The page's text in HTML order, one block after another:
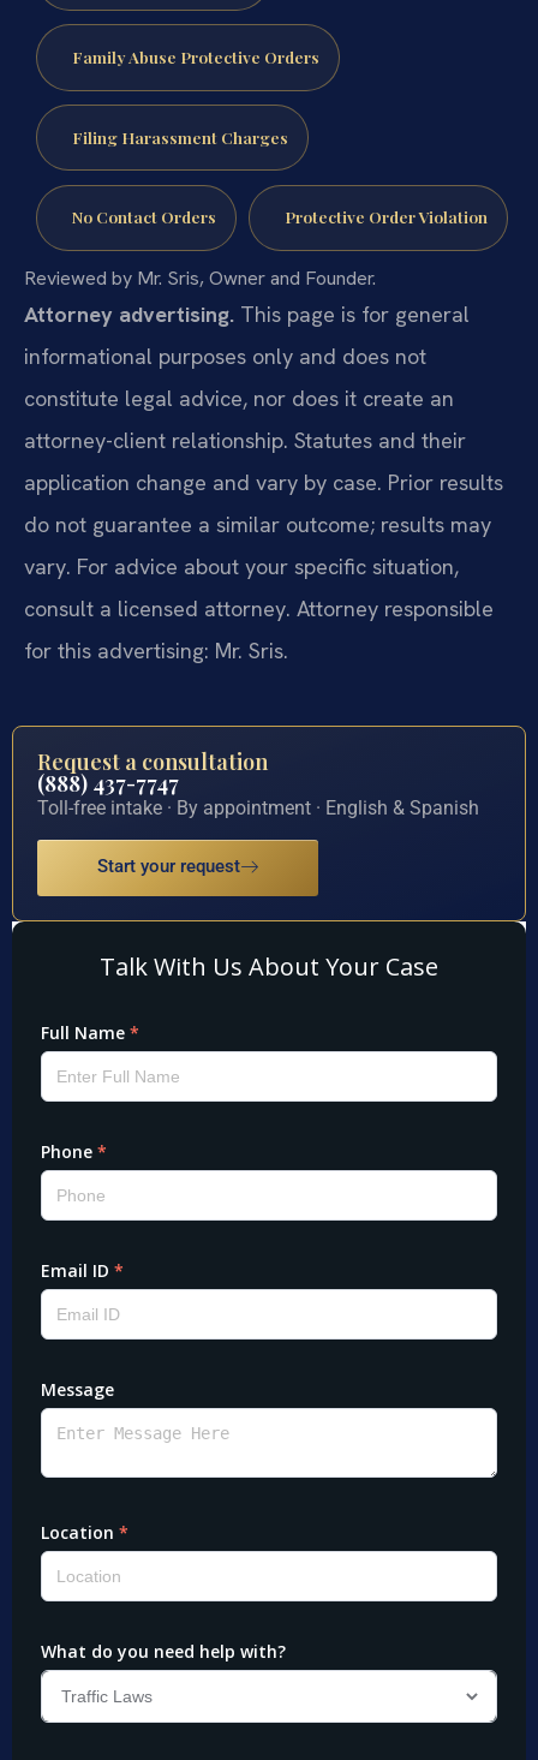
Family Abuse Protective Orders
Filing Harassment Charges
No Contact Orders Protective Order Violation
Reviewed by Mr. Sris, Owner and Founder.
Attorney advertising. This page is for general
informational purposes only and does not
constitute legal advice, nor does it create an
attorney-client relationship. Statutes and their
application change and vary by case. Prior results
do not guarantee a similar outcome; results may
vary. For advice about your specific situation,
consult a licensed attorney. Attorney responsible
for this advertising: Mr. Sris.
Request a consultation
(888) 437-7747
Toll-free intake · By appointment · English & Spanish
Start your request